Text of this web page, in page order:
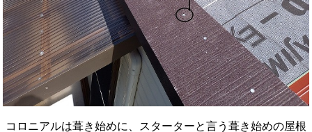
コロニアルは葺き始めに、スターターと言う葺き始めの屋根